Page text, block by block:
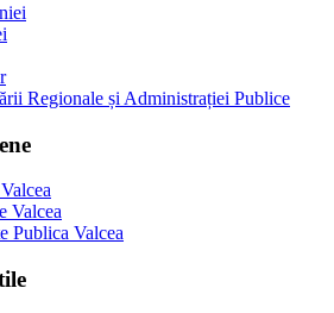
Regionale și Administrației Publice
Valcea
Publica Valcea